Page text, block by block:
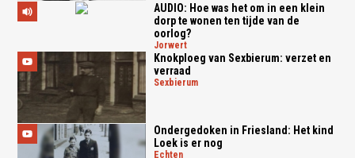
AUDIO: Hoe was het om in een klein
dorp te wonen ten tijde van de
oorlog?
jorwert
Knokploeg van Sexbierum: verzet en
verraad
sexbierum
Ondergedoken in Friesland: Het kind
Loek is er nog
echten